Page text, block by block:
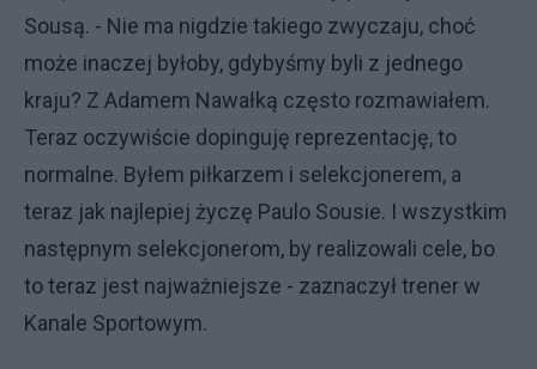
Sousą. - Nie ma nigdzie takiego zwyczaju, choć
może inaczej byłoby, gdybyśmy byli z jednego
kraju? Z Adamem Nawałką często rozmawiałem.
Teraz oczywiście dopinguję reprezentację, to
normalne. Byłem piłkarzem i selekcjonerem, a
teraz jak najlepiej życzę Paulo Sousie. I wszystkim
następnym selekcjonerom, by realizowali cele, bo
to teraz jest najważniejsze - zaznaczył trener w
Kanale Sportowym.